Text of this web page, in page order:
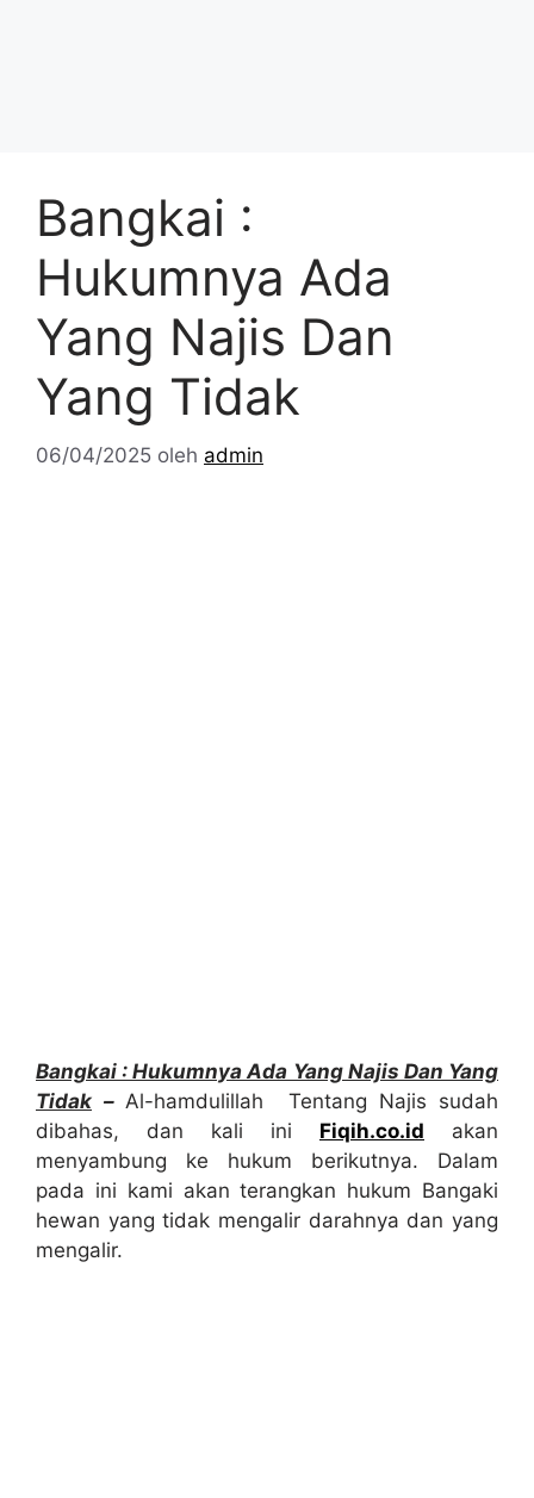
Bangkai :
Hukumnya Ada
Yang Najis Dan
Yang Tidak
06/04/2025 oleh admin
Bangkai : Hukumnya Ada Yang Najis Dan Yang
Tidak – Al-hamdulillah Tentang Najis sudah
dibahas, dan kali ini Fiqih.co.id akan
menyambung ke hukum berikutnya. Dalam
pada ini kami akan terangkan hukum Bangaki
hewan yang tidak mengalir darahnya dan yang
mengalir.